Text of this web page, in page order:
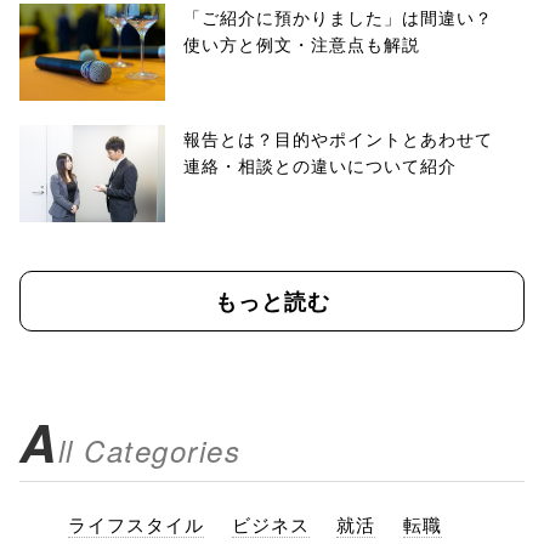
「ご紹介に預かりました」は間違い？
使い方と例文・注意点も解説
報告とは？目的やポイントとあわせて
連絡・相談との違いについて紹介
もっと読む
All Categories
ライフスタイル ビジネス 就活 転職